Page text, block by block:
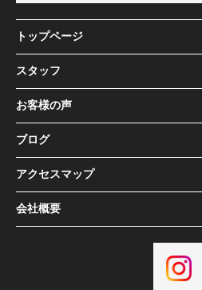
トップページ
スタッフ
お客様の声
ブログ
アクセスマップ
会社概要